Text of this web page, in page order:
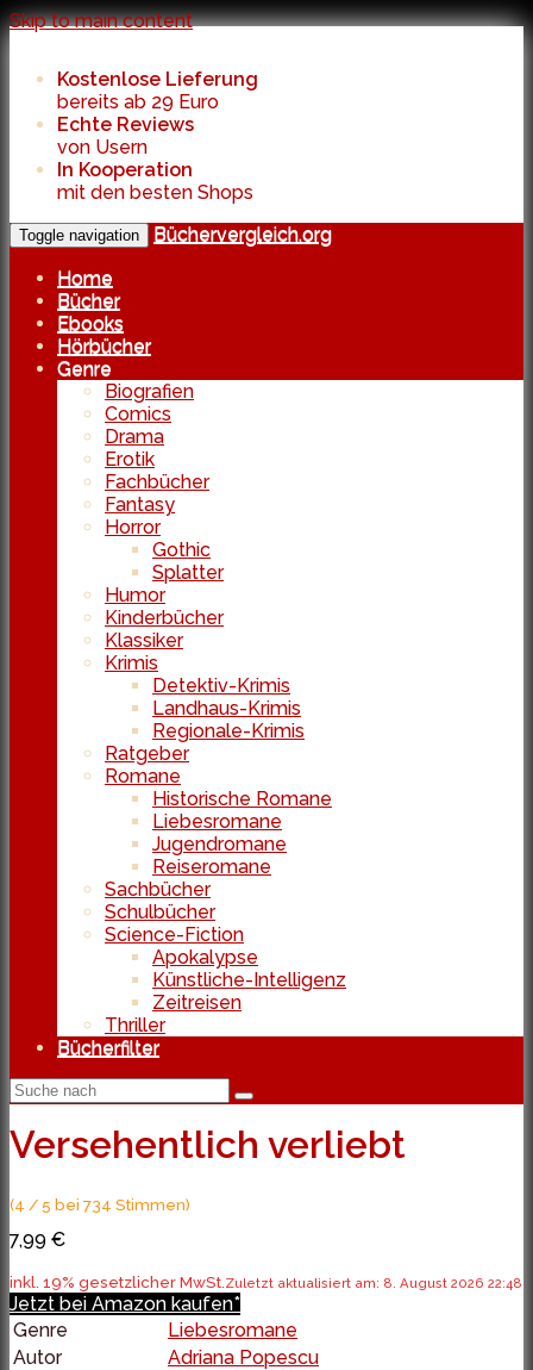
Skip to main content
Kostenlose Lieferung
bereits ab 29 Euro
Echte Reviews
von Usern
In Kooperation
mit den besten Shops
Toggle navigation
Büchervergleich.org
Home
Bücher
Ebooks
Hörbücher
Genre
Biografien
Comics
Drama
Erotik
Fachbücher
Fantasy
Horror
Gothic
Splatter
Humor
Kinderbücher
Klassiker
Krimis
Detektiv-Krimis
Landhaus-Krimis
Regionale-Krimis
Ratgeber
Romane
Historische Romane
Liebesromane
Jugendromane
Reiseromane
Sachbücher
Schulbücher
Science-Fiction
Apokalypse
Künstliche-Intelligenz
Zeitreisen
Thriller
Bücherfilter
Versehentlich verliebt
(4 / 5 bei 734 Stimmen)
7,99 €
inkl. 19% gesetzlicher MwSt. Zuletzt aktualisiert am: 8. August 2026 22:48
Jetzt bei Amazon kaufen*
Genre
Liebesromane
Autor
Adriana Popescu